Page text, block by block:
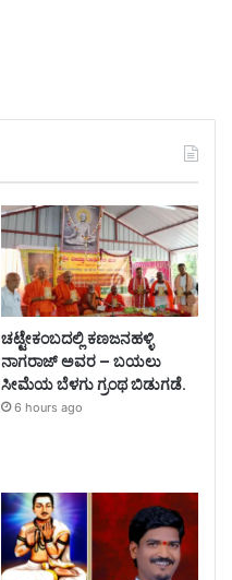
ಚಟ್ಟೇಕಂಬದಲ್ಲಿ ಕಣಜನಹಳ್ಳಿ
ನಾಗರಾಜ್ ಅವರ – ಬಯಲು
ಸೀಮೆಯ ಬೆಳಗು ಗ್ರಂಥ ಬಿಡುಗಡೆ.
6 hours ago